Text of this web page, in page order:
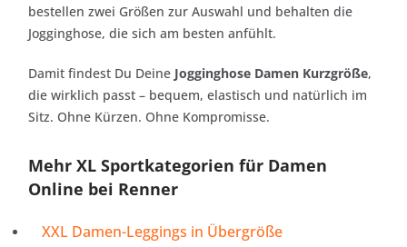
bestellen zwei Größen zur Auswahl und behalten die
Jogginghose, die sich am besten anfühlt.
Damit findest Du Deine Jogginghose Damen Kurzgröße,
die wirklich passt – bequem, elastisch und natürlich im
Sitz. Ohne Kürzen. Ohne Kompromisse.
Mehr XL Sportkategorien für Damen
Online bei Renner
XXL Damen-Leggings in Übergröße